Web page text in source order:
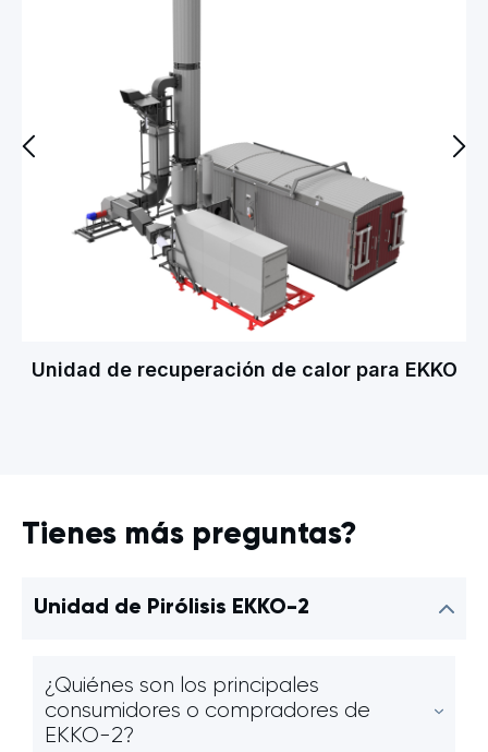
Unidad de recuperación de calor para EKKO
Tienes más preguntas?
Unidad de Pirólisis EKKO-2
¿Quiénes son los principales
consumidores o compradores de
EKKO-2?